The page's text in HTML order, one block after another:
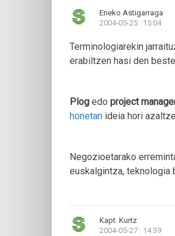
Eneko Astigarraga
2004-05-25 : 15:04
Terminologiarekin
erabiltzen hasi den
Plog edo project
honetan ideia hori
Negozioetarako
euskalgintza, teknologia
Kapt. Kurtz
2004-05-27 : 14:39